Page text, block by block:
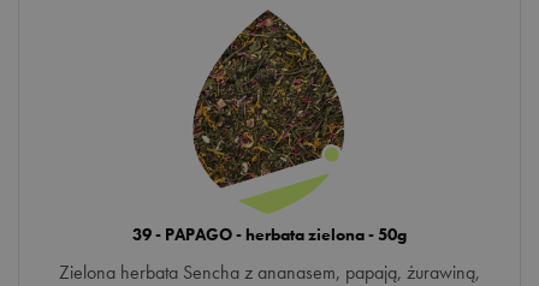
39 - PAPAGO - herbata zielona - 50g
Zielona herbata Sencha z ananasem, papają, żurawiną,